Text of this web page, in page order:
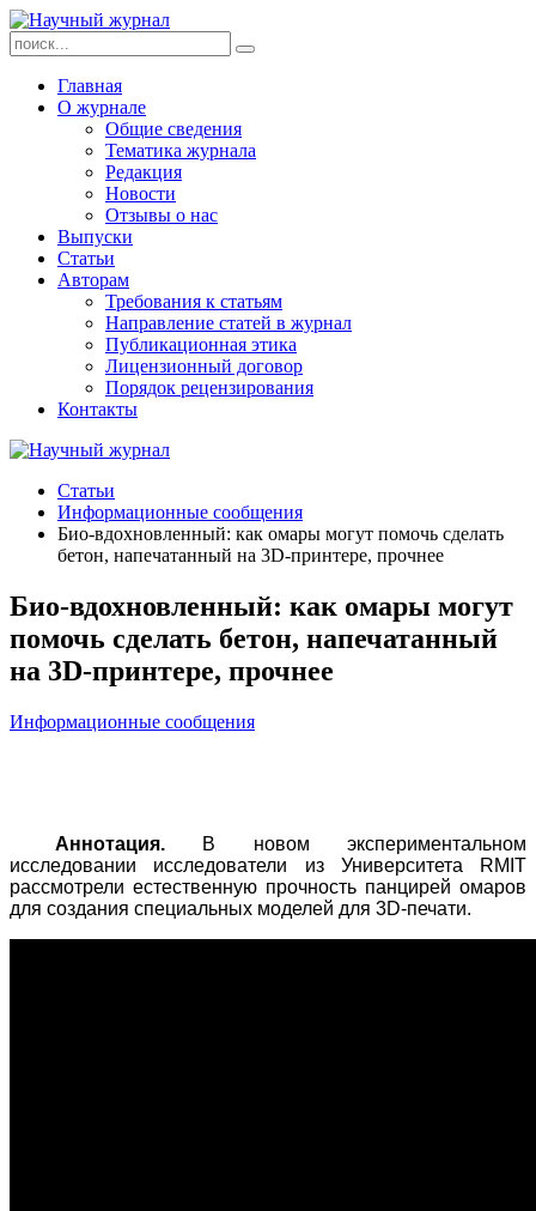
Главная
О журнале
Общие сведения
Тематика журнала
Редакция
Новости
Отзывы о нас
Выпуски
Статьи
Авторам
Требования к статьям
Направление статей в журнал
Публикационная этика
Лицензионный договор
Порядок рецензирования
Контакты
Статьи
Информационные сообщения
Био-вдохновленный: как омары могут помочь сделать
бетон, напечатанный на 3D-принтере, прочнее
Био-вдохновленный: как омары могут
помочь сделать бетон, напечатанный
на 3D-принтере, прочнее
Информационные сообщения
Аннотация.
В новом экспериментальном
исследовании исследователи из Университета RMIT
рассмотрели естественную прочность панцирей омаров
для создания специальных моделей для 3D-печати.